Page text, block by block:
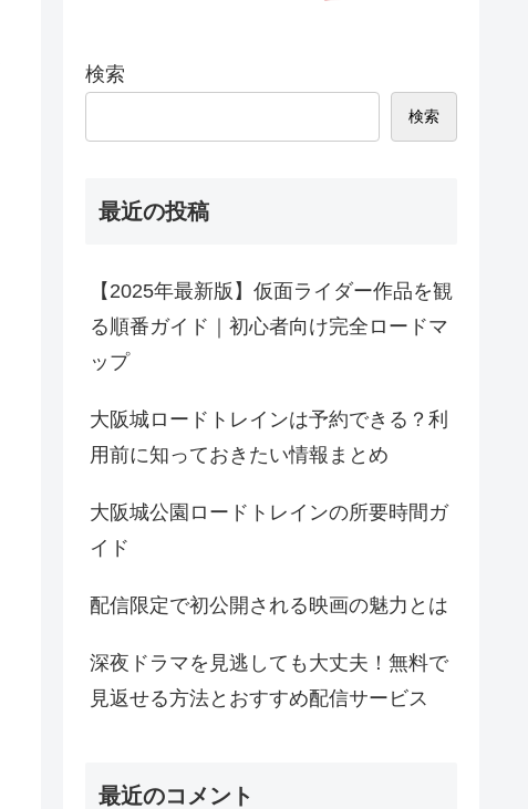
検索
検索
最近の投稿
【2025年最新版】仮面ライダー作品を観
る順番ガイド｜初心者向け完全ロードマ
ップ
大阪城ロードトレインは予約できる？利
用前に知っておきたい情報まとめ
大阪城公園ロードトレインの所要時間ガ
イド
配信限定で初公開される映画の魅力とは
深夜ドラマを見逃しても大丈夫！無料で
見返せる方法とおすすめ配信サービス
最近のコメント